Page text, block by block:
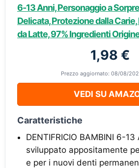
6-13 Anni, Personaggio a
Delicata, Protezione dalla
da Latte, 97% Ingredienti
1,98 €
Prezzo aggiornato: 08/08/
VEDI SU
Caratteristiche
DENTIFRICIO BAMBINI 6-13
sviluppato appositamente
e per i nuovi denti